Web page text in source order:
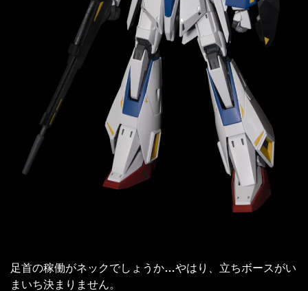
足首の稼働がネックでしょうか…やはり、立ちボースがい
まいち決まりません。